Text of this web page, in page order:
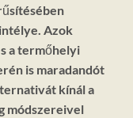
Azok
a termőhelyi
is maradandót
kínál a
módszereivel